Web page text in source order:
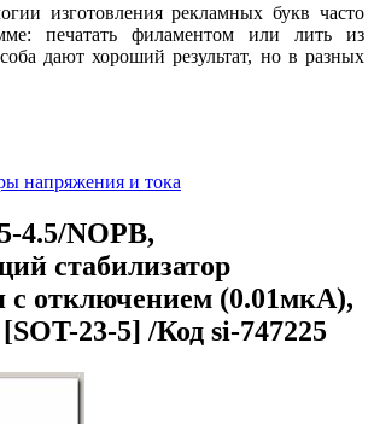
изготовления рекламных букв часто
печатать филаментом или лить из
дают хороший результат, но в разных
напряжения и тока
4.5/NOPB,
стабилизатор
с отключением (0.01мкА),
23-5] /Код si-747225